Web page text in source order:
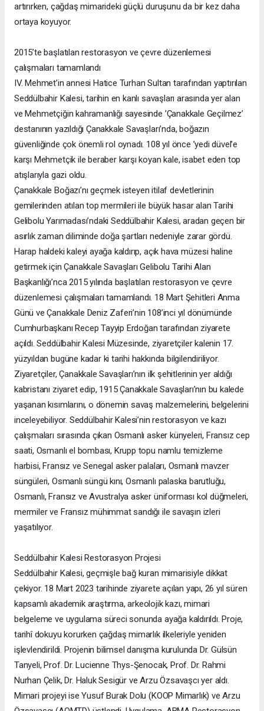
artırırken, çağdaş mimarideki güçlü duruşunu da bir kez daha
ortaya koyuyor.
2015’te başlatılan restorasyon ve çevre düzenlemesi
çalışmaları tamamlandı
IV. Mehmet’in annesi Hatice Turhan Sultan tarafından yaptırılan
Seddülbahir Kalesi, tarihin en kanlı savaşları arasında yer alan
ve Mehmetçiğin kahramanlığı sayesinde ’Çanakkale Geçilmez’
destanının yazıldığı Çanakkale Savaşları’nda, boğazın
güvenliğinde çok önemli rol oynadı. 108 yıl önce ’yedi düvel’e
karşı Mehmetçik ile beraber karşı koyan kale, isabet eden top
atışlarıyla gazi oldu.
Çanakkale Boğazı’nı geçmek isteyen itilaf devletlerinin
gemilerinden atılan top mermileri ile büyük hasar alan Tarihi
Gelibolu Yarımadası’ndaki Seddülbahir Kalesi, aradan geçen bir
asırlık zaman diliminde doğa şartları nedeniyle zarar gördü.
Harap haldeki kaleyi ayağa kaldırıp, açık hava müzesi haline
getirmek için Çanakkale Savaşları Gelibolu Tarihi Alan
Başkanlığı’nca 2015 yılında başlatılan restorasyon ve çevre
düzenlemesi çalışmaları tamamlandı. 18 Mart Şehitleri Anma
Günü ve Çanakkale Deniz Zaferi’nin 108’inci yıl dönümünde
Cumhurbaşkanı Recep Tayyip Erdoğan tarafından ziyarete
açıldı. Seddülbahir Kalesi Müzesinde, ziyaretçiler kalenin 17.
yüzyıldan bugüne kadar ki tarihi hakkında bilgilendiriliyor.
Ziyaretçiler, Çanakkale Savaşları’nın ilk şehitlerinin yer aldığı
kabristanı ziyaret edip, 1915 Çanakkale Savaşları’nın bu kalede
yaşanan kısımlarını, o dönemin savaş malzemelerini, belgelerini
inceleyebiliyor. Seddülbahir Kalesi’nin restorasyon ve kazı
çalışmaları sırasında çıkan Osmanlı asker künyeleri, Fransız cep
saati, Osmanlı el bombası, Krupp topu namlu temizleme
harbisi, Fransız ve Senegal asker palaları, Osmanlı mavzer
süngüleri, Osmanlı süngü kını, Osmanlı palaska barutluğu,
Osmanlı, Fransız ve Avustralya asker üniforması kol düğmeleri,
mermiler ve Fransız mühimmat sandığı ile savaşın izleri
yaşatılıyor.
Seddülbahir Kalesi Restorasyon Projesi
Seddülbahir Kalesi, geçmişle bağ kuran mimarisiyle dikkat
çekiyor. 18 Mart 2023 tarihinde ziyarete açılan yapı, 26 yıl süren
kapsamlı akademik araştırma, arkeolojik kazı, mimari
belgeleme ve uygulama süreci sonunda ayağa kaldırıldı. Proje,
tarihî dokuyu korurken çağdaş mimarlık ilkeleriyle yeniden
işlevlendirildi. Projenin bilimsel danışma kurulunda Dr. Gülsün
Tanyeli, Prof. Dr. Lucienne Thys-Şenocak, Prof. Dr. Rahmi
Nurhan Çelik, Dr. Haluk Sesigür ve Arzu Özsavaşcı yer aldı.
Mimari projeyi ise Yusuf Burak Dolu (KOOP Mimarlık) ve Arzu